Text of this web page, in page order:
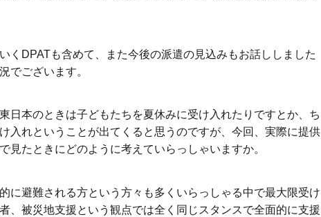
DPATも含めて、また今後の派遣の見込みもお話ししました
でございます。
本のときは子どもたちを夏休みに受け入れたりですとか、ち
入れということが出てくると思うのですが、今回、実際に提供
たときにどのように考えていらっしゃいますか。
避難される方という方々も多くいらっしゃる中で最大限受け
、被災地支援という観点では全く同じスタンスで全面的に支援